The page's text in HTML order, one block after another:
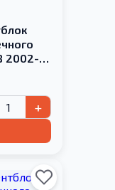
2002-
+